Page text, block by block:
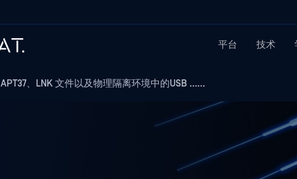
平台 技术
APT37、LNK 文件以及物理隔离环境中的USB ……